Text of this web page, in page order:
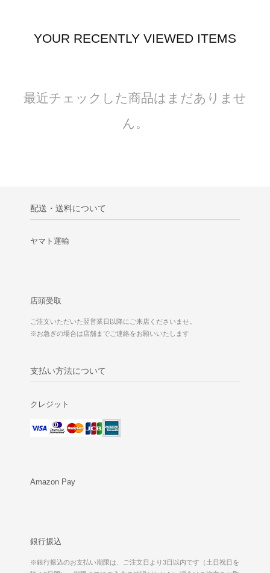
YOUR RECENTLY VIEWED ITEMS
最近チェックした商品はまだありませ
ん。
配送・送料について
ヤマト運輸
店頭受取
ご注文いただいた翌営業日以降にご来店くださいませ。
※お急ぎの場合は店舗までご連絡をお願いいたします
支払い方法について
クレジット
Amazon Pay
銀行振込
※銀行振込のお支払い期限は、ご注文日より3日以内です（土日祝日を